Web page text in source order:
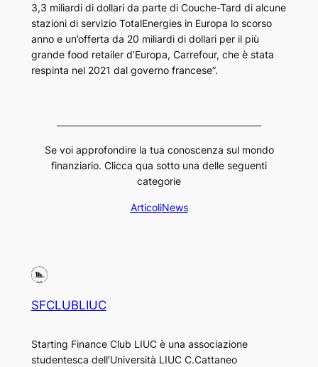
3,3 miliardi di dollari da parte di Couche-Tard di alcune
stazioni di servizio TotalEnergies in Europa lo scorso
anno e un’offerta da 20 miliardi di dollari per il più
grande food retailer d’Europa, Carrefour, che è stata
respinta nel 2021 dal governo francese”.
Se voi approfondire la tua conoscenza sul mondo
finanziario. Clicca qua sotto una delle seguenti
categorie
ArticoliNews
SFCLUBLIUC
Starting Finance Club LIUC è una associazione
studentesca dell’Università LIUC C.Cattaneo